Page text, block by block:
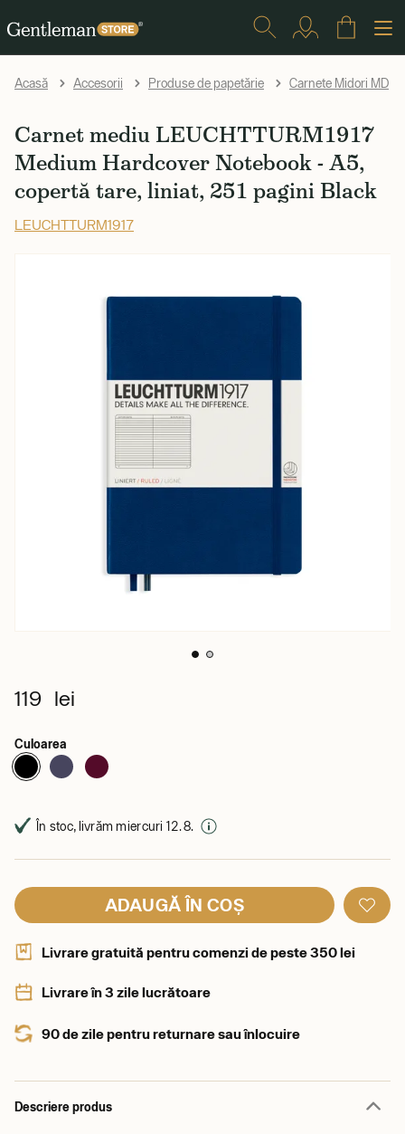
Acasă Accesorii Produse de papetărie Carnete Midori MD
Carnet mediu LEUCHTTURM1917
Medium Hardcover Notebook - A5,
copertă tare, liniat, 251 pagini Black
LEUCHTTURM1917
119 lei
Culoarea
În stoc, livrăm miercuri 12. 8.
ADAUGĂ ÎN COȘ
Livrare gratuită pentru comenzi de peste 350 lei
Livrare în 3 zile lucrătoare
90 de zile pentru returnare sau înlocuire
Descriere produs